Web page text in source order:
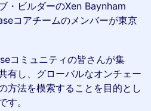
・ビルダーのXen Baynham
コアチームのメンバーが東京
コミュニティの皆さんが集
有し、グローバルなオンチェー
方法を模索することを目的とし
す。